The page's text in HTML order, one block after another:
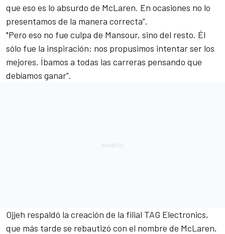
que eso es lo absurdo de McLaren. En ocasiones no lo
presentamos de la manera correcta”.
"Pero eso no fue culpa de Mansour, sino del resto. Él
sólo fue la inspiración: nos propusimos intentar ser los
mejores. Íbamos a todas las carreras pensando que
debíamos ganar”.
Ojjeh respaldó la creación de la filial TAG Electronics,
que más tarde se rebautizó con el nombre de McLaren,